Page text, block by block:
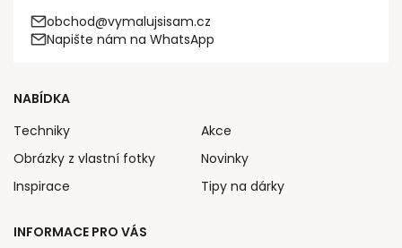
obchod@vymalujsisam.cz
Napište nám na WhatsApp
NABÍDKA
Techniky
Obrázky z vlastní fotky
Inspirace
Akce
Novinky
Tipy na dárky
INFORMACE PRO VÁS